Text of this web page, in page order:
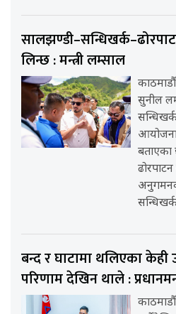
लिन्छ : मन्त्री लम्साल
काठमाडौँ
सुनील
बताएका
बन्द र घाटामा थलिएका केही
परिणाम देखिन थाले :
काठमाडौँ